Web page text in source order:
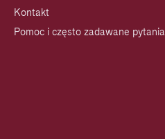
Kontakt
Pomoc i często zadawane pytania